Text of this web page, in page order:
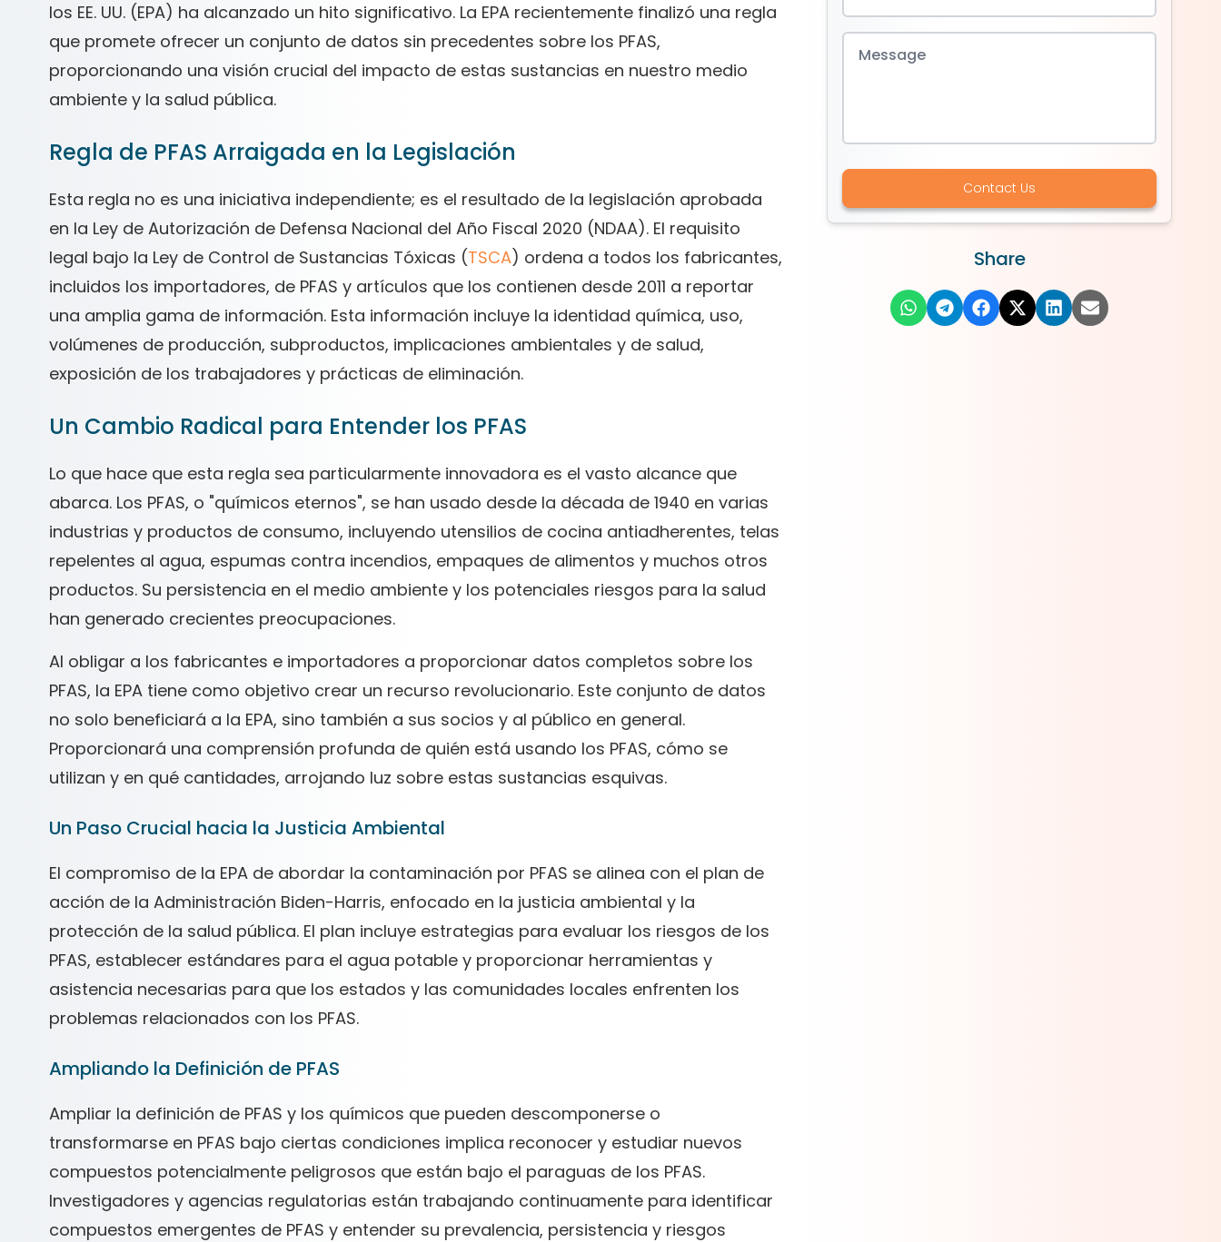
los EE. UU. (EPA) ha alcanzado un hito significativo. La EPA recientemente finalizó una regla
que promete ofrecer un conjunto de datos sin precedentes sobre los PFAS,
proporcionando una visión crucial del impacto de estas sustancias en nuestro medio
ambiente y la salud pública.
Regla de PFAS Arraigada en la Legislación
Esta regla no es una iniciativa independiente; es el resultado de la legislación aprobada
en la Ley de Autorización de Defensa Nacional del Año Fiscal 2020 (NDAA). El requisito
legal bajo la Ley de Control de Sustancias Tóxicas (TSCA) ordena a todos los fabricantes,
incluidos los importadores, de PFAS y artículos que los contienen desde 2011 a reportar
una amplia gama de información. Esta información incluye la identidad química, uso,
volúmenes de producción, subproductos, implicaciones ambientales y de salud,
exposición de los trabajadores y prácticas de eliminación.
Un Cambio Radical para Entender los PFAS
Lo que hace que esta regla sea particularmente innovadora es el vasto alcance que
abarca. Los PFAS, o "químicos eternos", se han usado desde la década de 1940 en varias
industrias y productos de consumo, incluyendo utensilios de cocina antiadherentes, telas
repelentes al agua, espumas contra incendios, empaques de alimentos y muchos otros
productos. Su persistencia en el medio ambiente y los potenciales riesgos para la salud
han generado crecientes preocupaciones.
Al obligar a los fabricantes e importadores a proporcionar datos completos sobre los
PFAS, la EPA tiene como objetivo crear un recurso revolucionario. Este conjunto de datos
no solo beneficiará a la EPA, sino también a sus socios y al público en general.
Proporcionará una comprensión profunda de quién está usando los PFAS, cómo se
utilizan y en qué cantidades, arrojando luz sobre estas sustancias esquivas.
Un Paso Crucial hacia la Justicia Ambiental
El compromiso de la EPA de abordar la contaminación por PFAS se alinea con el plan de
acción de la Administración Biden-Harris, enfocado en la justicia ambiental y la
protección de la salud pública. El plan incluye estrategias para evaluar los riesgos de los
PFAS, establecer estándares para el agua potable y proporcionar herramientas y
asistencia necesarias para que los estados y las comunidades locales enfrenten los
problemas relacionados con los PFAS.
Ampliando la Definición de PFAS
Ampliar la definición de PFAS y los químicos que pueden descomponerse o
transformarse en PFAS bajo ciertas condiciones implica reconocer y estudiar nuevos
compuestos potencialmente peligrosos que están bajo el paraguas de los PFAS.
Investigadores y agencias regulatorias están trabajando continuamente para identificar
compuestos emergentes de PFAS y entender su prevalencia, persistencia y riesgos
Contact Us
Share